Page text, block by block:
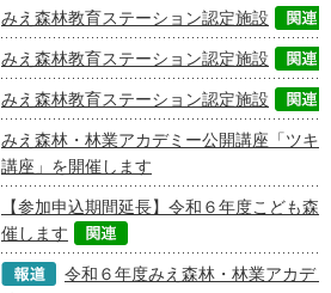
みえ森林教育ステーション認定施設
みえ森林教育ステーション認定施設
みえ森林教育ステーション認定施設
みえ森林・林業アカデミー公開講座「ツキ
講座」を開催します
【参加申込期間延長】令和６年度こども森
催します
令和６年度みえ森林・林業アカデ